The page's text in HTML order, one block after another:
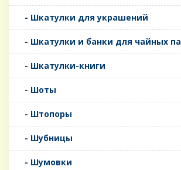
- Шкатулки для украшений
- Шкатулки и банки для чайных
- Шкатулки-книги
- Шоты
- Штопоры
- Шубницы
- Шумовки